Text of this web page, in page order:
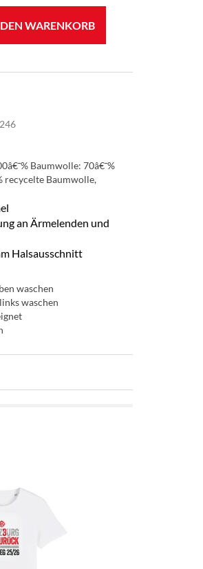
WARENKORB
Baumwolle: 70â€¯%
recycelte Baumwolle,
an Ärmelenden und
Halsausschnitt
waschen
waschen